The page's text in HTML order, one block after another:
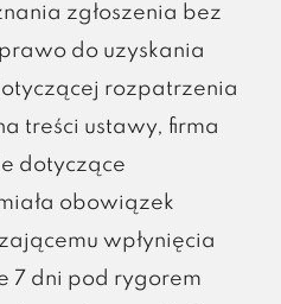
zgłoszenia bez
do uzyskania
rozpatrzenia
treści ustawy, firma
dotyczące
obowiązek
wpłynięcia
7 dni pod rygorem